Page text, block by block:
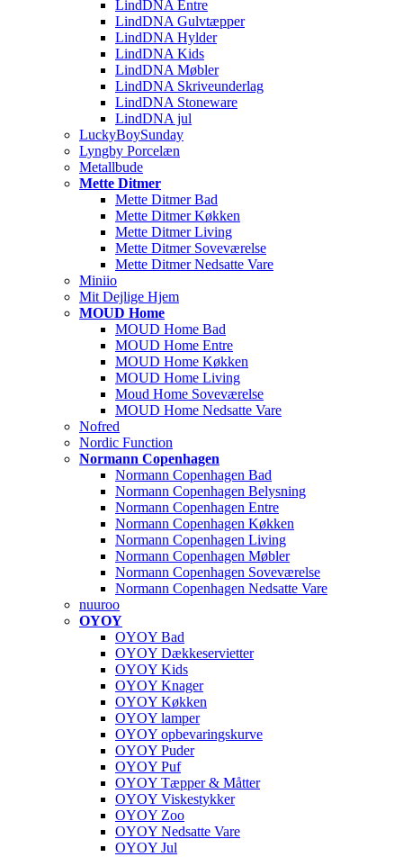
LindDNA Entre
LindDNA Gulvtæpper
LindDNA Hylder
LindDNA Kids
LindDNA Møbler
LindDNA Skriveunderlag
LindDNA Stoneware
LindDNA jul
LuckyBoySunday
Lyngby Porcelæn
Metallbude
Mette Ditmer
Mette Ditmer Bad
Mette Ditmer Køkken
Mette Ditmer Living
Mette Ditmer Soveværelse
Mette Ditmer Nedsatte Vare
Miniio
Mit Dejlige Hjem
MOUD Home
MOUD Home Bad
MOUD Home Entre
MOUD Home Køkken
MOUD Home Living
Moud Home Soveværelse
MOUD Home Nedsatte Vare
Nofred
Nordic Function
Normann Copenhagen
Normann Copenhagen Bad
Normann Copenhagen Belysning
Normann Copenhagen Entre
Normann Copenhagen Køkken
Normann Copenhagen Living
Normann Copenhagen Møbler
Normann Copenhagen Soveværelse
Normann Copenhagen Nedsatte Vare
nuuroo
OYOY
OYOY Bad
OYOY Dækkeservietter
OYOY Kids
OYOY Knager
OYOY Køkken
OYOY lamper
OYOY opbevaringskurve
OYOY Puder
OYOY Puf
OYOY Tæpper & Måtter
OYOY Viskestykker
OYOY Zoo
OYOY Nedsatte Vare
OYOY Jul